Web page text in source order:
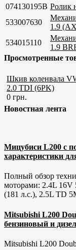
074130195B Ролик
533007630
1.9
534015110
1.9
Просмотренные
Шкив коленвала
2.0 TDI (6PK)
0 грн.
Новостная лента
Мицубиси L200 с
характеристики
Полный обзор
моторами: 2.4L 16V
(181 л.с.), 2.5L TD
Mitsubishi L200
бензиновый и
Mitsubishi L200